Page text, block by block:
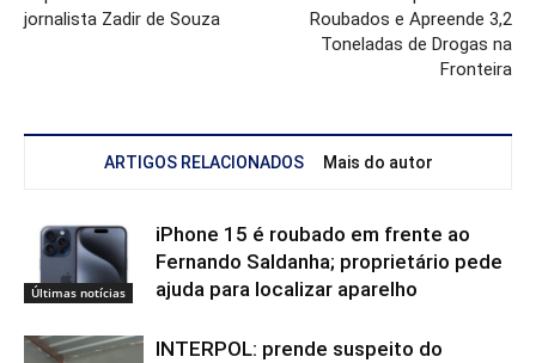
jornalista Zadir de Souza
Roubados e Apreende 3,2
Toneladas de Drogas na
Fronteira
ARTIGOS RELACIONADOS Mais do autor
Últimas notícias
iPhone 15 é roubado em frente ao
Fernando Saldanha; proprietário pede
ajuda para localizar aparelho
INTERPOL: prende suspeito do